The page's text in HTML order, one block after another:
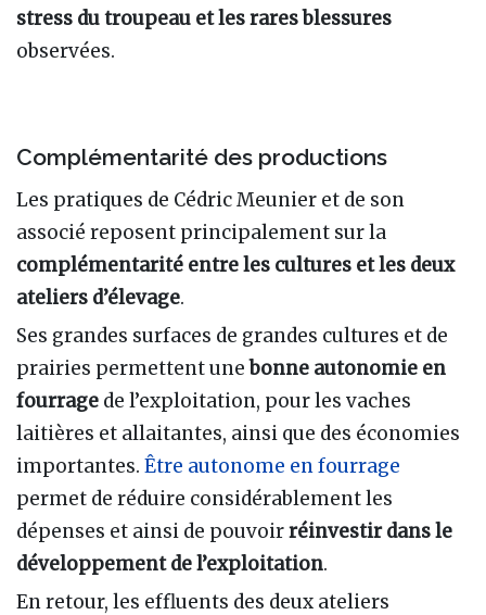
stress du troupeau et les rares blessures
observées.
Complémentarité des productions
Les pratiques de Cédric Meunier et de son
associé reposent principalement sur la
complémentarité entre les cultures et les deux
ateliers d’élevage.
Ses grandes surfaces de grandes cultures et de
prairies permettent unebonne autonomie en
fourrage de l’exploitation, pour les vaches
laitières et allaitantes, ainsi que des économies
importantes. Être autonome en fourrage
permet de réduire considérablement les
dépenses et ainsi de pouvoirréinvestir dans le
développement de l’exploitation.
En retour, les effluents des deux ateliers